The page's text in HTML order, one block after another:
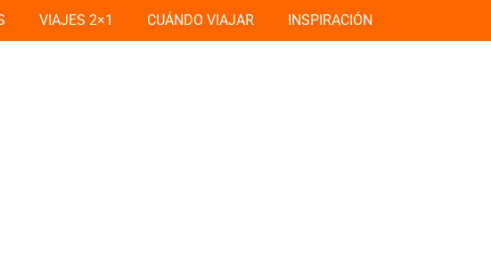
VIAJES 2×1 CUÁNDO VIAJAR INSPIRACIÓN